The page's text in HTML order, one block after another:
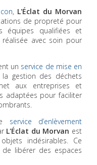
, L'Éclat du Morvan
de propreté pour
équipes qualifiées et
avec soin pour
un service de mise en
gestion des déchets
aux entreprises et
adaptées pour faciliter
service d’enlèvement
L'Éclat du Morvan est
indésirables. Ce
libérer des espaces